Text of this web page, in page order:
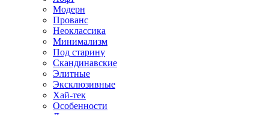
Модерн
Прованс
Неоклассика
Минимализм
Под старину
Скандинавские
Элитные
Эксклюзивные
Хай-тек
Особенности